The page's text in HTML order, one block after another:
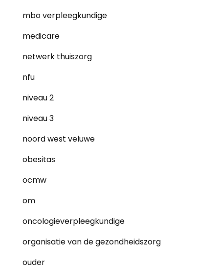
mbo verpleegkundige
medicare
netwerk thuiszorg
nfu
niveau 2
niveau 3
noord west veluwe
obesitas
ocmw
om
oncologieverpleegkundige
organisatie van de gezondheidszorg
ouder